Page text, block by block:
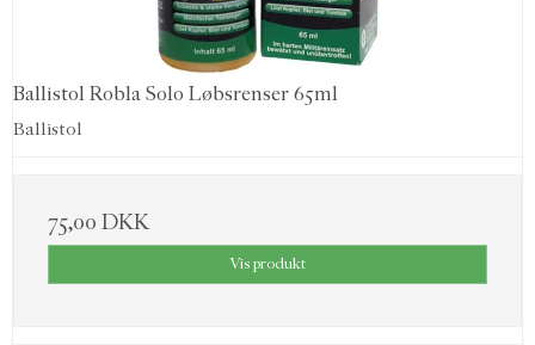
Ballistol Robla Solo Løbsrenser 65ml
Ballistol
75,00 DKK
Vis produkt